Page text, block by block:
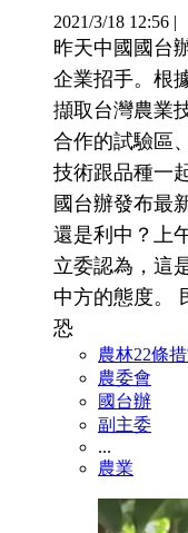
2021/3/18 12:56 |
昨天中國國台
企業招手。根
擷取台灣農業
合作的試驗區
技術跟品種一
國台辦發布最
還是利中？上
立委認為，這
中方的態度。
恐
農林22條
農委會
國台辦
副主委
...
農業